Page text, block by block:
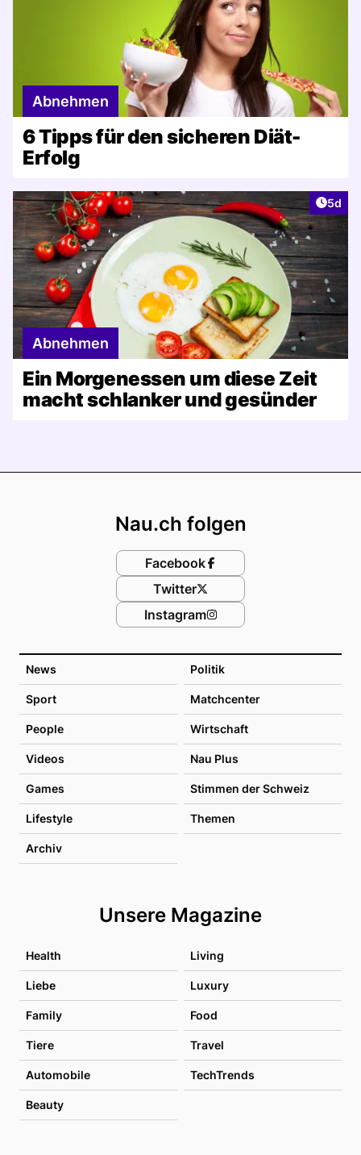
Abnehmen
6 Tipps für den sicheren Diät-
Erfolg
5d
Abnehmen
Ein Morgenessen um diese Zeit
macht schlanker und gesünder
News Politik
Sport Matchcenter
People Wirtschaft
Videos Nau Plus
Games Stimmen der Schweiz
Lifestyle Themen
Archiv
Unsere Magazine
Health Living
Liebe Luxury
Family Food
Tiere Travel
Automobile TechTrends
Beauty
Nau.ch folgen
Facebook
Twitter
Instagram